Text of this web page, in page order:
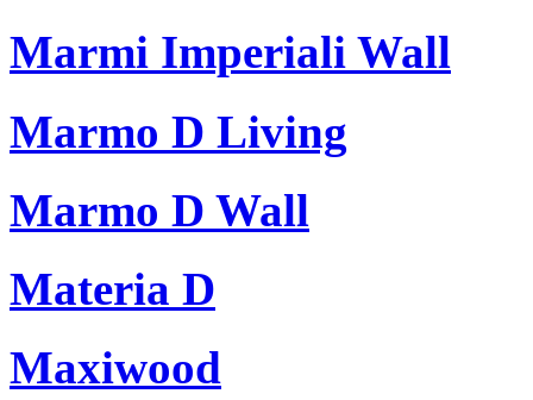
Marmi Imperiali Wall
Marmo D Living
Marmo D Wall
Materia D
Maxiwood